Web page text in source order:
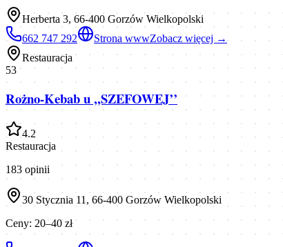
Herberta 3, 66-400 Gorzów Wielkopolski
662 747 292
Strona wwwZobacz więcej →
Restauracja
53
Rożno-Kebab u ,,SZEFOWEJ’’
4.2
Restauracja
183 opinii
30 Stycznia 11, 66-400 Gorzów Wielkopolski
Ceny:20–40 zł